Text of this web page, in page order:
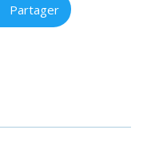
Partager